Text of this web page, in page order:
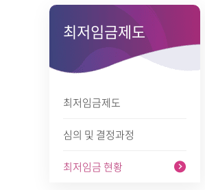
최저임금제도
최저임금제도
심의 및 결정과정
최저임금 현황